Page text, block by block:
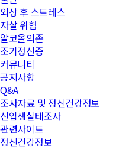
외상 후 스트레스
자살 위험
알코올의존
조기정신증
커뮤니티
공지사항
Q&A
조사자료 및 정신건강정보
신입생실태조사
관련사이트
정신건강정보